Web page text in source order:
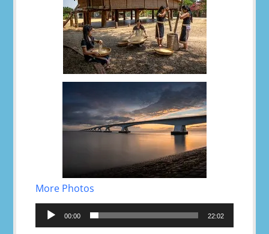
More Photos
Reproductor
audio
00:00 22:02